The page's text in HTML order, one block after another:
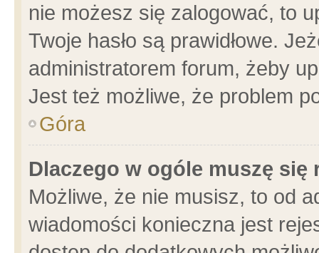
nie możesz się zalogować, to
Twoje hasło są prawidłowe.
administratorem forum, żeby
Jest też możliwe, że problem
Góra
Dlaczego w ogóle muszę się
Możliwe, że nie musisz, to od
wiadomości konieczna jest